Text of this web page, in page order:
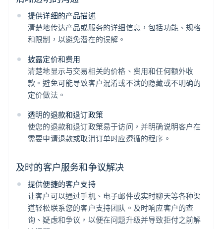
提供详细的产品描述
清楚地传达产品或服务的详细信息，包括功能、规格
和限制，以避免潜在的误解。
披露定价和费用
清楚地显示与交易相关的价格、费用和任何额外收
款。避免可能导致客户混淆或不满的隐藏或不明确的
定价做法。
透明的退款和退订政策
使您的退款和退订政策易于访问，并明确说明客户在
需要申请退款或取消订单时应遵循的程序。
及时的客户服务和争议解决
提供便捷的客户支持
让客户可以通过手机、电子邮件或实时聊天等各种渠
道轻松联系您的客户支持团队。及时响应客户的查
询、疑虑和争议，以便在问题升级并导致拒付之前解